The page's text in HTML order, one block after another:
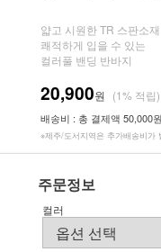
얇고 시원한 TR 스판소
쾌적하게 입을 수 있는
컬러풀 밴딩 반바지
20,900원 (1% 적립)
배송비 : 총 결제액 50,000
※제주/도서지역은 추가배송비가
주문정보
컬러